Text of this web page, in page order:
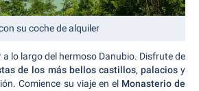
su coche de alquiler
a lo largo del hermoso Danubio. Disfrute de
de los más bellos castillos, palaciosy
Comience su viaje en el Monasterio de